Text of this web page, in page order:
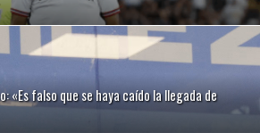
«Es falso que se haya caído la llegada de